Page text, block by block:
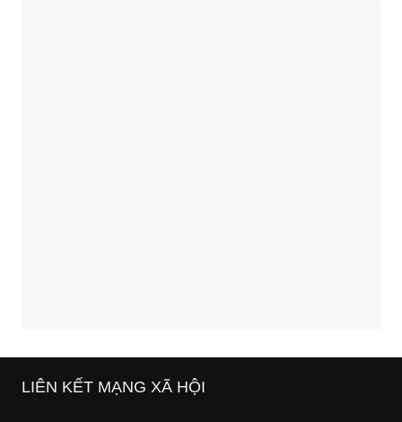
LIÊN KẾT MẠNG XÃ HỘI